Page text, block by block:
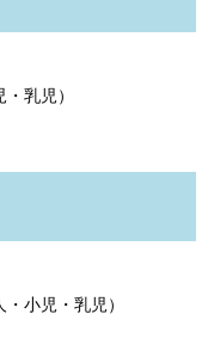
乳児）
小児・乳児）